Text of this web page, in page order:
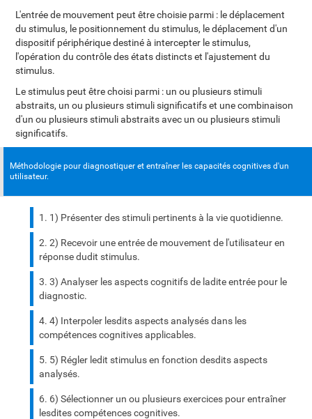
L'entrée de mouvement peut être choisie parmi : le déplacement
du stimulus, le positionnement du stimulus, le déplacement d'un
dispositif périphérique destiné à intercepter le stimulus,
l'opération du contrôle des états distincts et l'ajustement du
stimulus.
Le stimulus peut être choisi parmi : un ou plusieurs stimuli
abstraits, un ou plusieurs stimuli significatifs et une combinaison
d'un ou plusieurs stimuli abstraits avec un ou plusieurs stimuli
significatifs.
Méthodologie pour diagnostiquer et entraîner les capacités cognitives d'un
utilisateur.
1) Présenter des stimuli pertinents à la vie quotidienne.
2) Recevoir une entrée de mouvement de l'utilisateur en
réponse dudit stimulus.
3) Analyser les aspects cognitifs de ladite entrée pour le
diagnostic.
4) Interpoler lesdits aspects analysés dans les
compétences cognitives applicables.
5) Régler ledit stimulus en fonction desdits aspects
analysés.
6) Sélectionner un ou plusieurs exercices pour entraîner
lesdites compétences cognitives.